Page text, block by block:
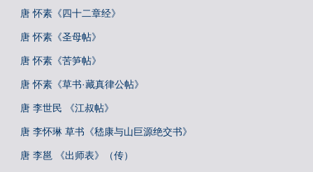
唐 怀素《四十二章经》
唐 怀素《圣母帖》
唐 怀素《苦笋帖》
唐 怀素《草书·藏真律公帖》
唐 李世民 《江叔帖》
唐 李怀琳 草书《嵇康与山巨源绝交书》
唐 李邕 《出师表》（传）